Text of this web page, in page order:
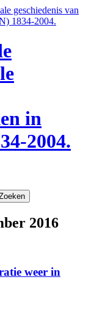
in
2004.
2016
weer in